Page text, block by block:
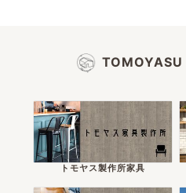
TOMOYASU
トモヤス製作所家具